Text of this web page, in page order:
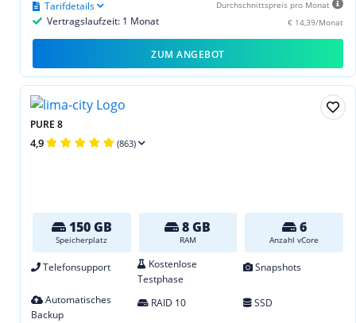
Durchschnittspreis pro Monat
€ 14,39/Monat
Vertragslaufzeit: 1 Monat
Tarifdetails
ZUM ANGEBOT
PURE 8
4,9 (863)
150 GB
Speicherplatz
8 GB
RAM
6
Anzahl vCore
Telefonsupport
Kostenlose
Testphase
Snapshots
Automatisches
Backup
RAID 10 SSD